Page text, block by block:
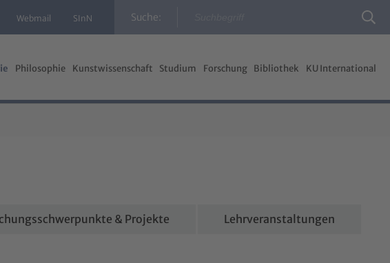
Webmail SInN Suche:
Philosophie Kunstwissenschaft Studium Forschung Bibliothek KU International
& Projekte Lehrveranstaltungen